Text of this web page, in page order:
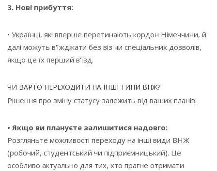
3. Нові прибуття:
• Українці, які вперше перетинають кордон Німеччини, й
далі можуть в'їжджати без віз чи спеціальних дозволів,
якщо це їх перший в'їзд.
ЧИ ВАРТО ПЕРЕХОДИТИ НА ІНШІ ТИПИ ВНЖ?
Рішення про зміну статусу залежить від ваших планів:
• Якщо ви плануєте залишитися надовго:
Розгляньте можливості переходу на інші види ВНЖ
(робочий, студентський чи підприємницький). Це
особливо актуально для тих, хто прагне отримати